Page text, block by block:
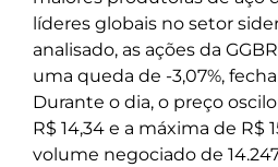
líderes globais no setor
analisado, as ações da
uma queda de -3,07%,
Durante o dia, o preço
R$ 14,34 e a máxima de R$
volume negociado de